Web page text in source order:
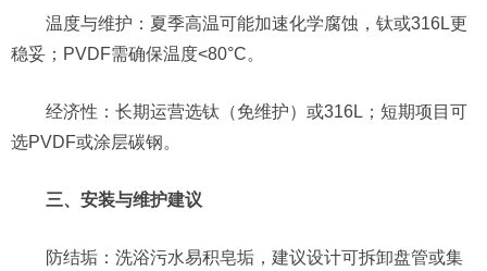
温度与维护：夏季高温可能加速化学腐蚀，钛或316L更
稳妥；PVDF需确保温度<80°C。
经济性：长期运营选钛（免维护）或316L；短期项目可
选PVDF或涂层碳钢。
三、安装与维护建议
防结垢：洗浴污水易积皂垢，建议设计可拆卸盘管或集